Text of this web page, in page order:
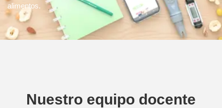
alimentos.
Nuestro equipo docente